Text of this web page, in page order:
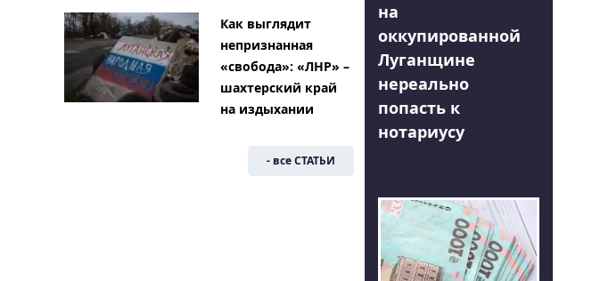
Как выглядит
непризнанная
«свобода»: «ЛНР» –
шахтерский край
на издыхании
- все СТАТЬИ
на
оккупированной
Луганщине
нереально
попасть к
нотариусу